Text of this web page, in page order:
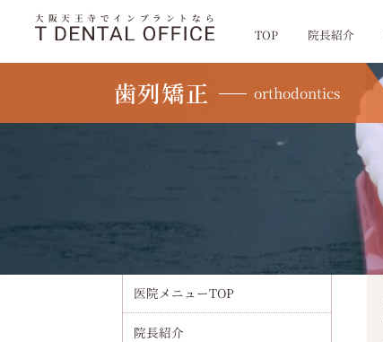
大阪天王寺でインプラントなら
TOP 院長紹介
歯列矯正 orthodontics
医院メニューTOP
院長紹介